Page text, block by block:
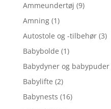
Ammeundertøj (9)
Amning (1)
Autostole og -tilbehør (3)
Babybolde (1)
Babydyner og babypuder
Babylifte (2)
Babynests (16)